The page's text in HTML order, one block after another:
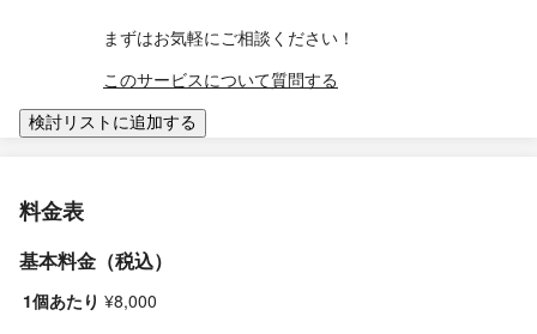
まずはお気軽にご相談ください！
このサービスについて質問する
検討リストに追加する
料金表
基本料金（税込）
1個あたり ¥8,000